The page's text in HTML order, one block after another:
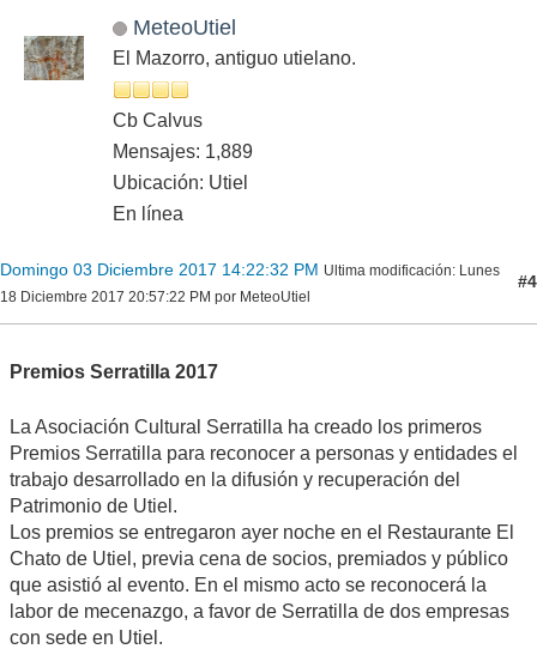
MeteoUtiel
El Mazorro, antiguo utielano.
Cb Calvus
Mensajes: 1,889
Ubicación: Utiel
En línea
Domingo 03 Diciembre 2017 14:22:32 PM Ultima modificación: Lunes
18 Diciembre 2017 20:57:22 PM por MeteoUtiel
#4
Premios Serratilla 2017
La Asociación Cultural Serratilla ha creado los primeros
Premios Serratilla para reconocer a personas y entidades el
trabajo desarrollado en la difusión y recuperación del
Patrimonio de Utiel.
Los premios se entregaron ayer noche en el Restaurante El
Chato de Utiel, previa cena de socios, premiados y público
que asistió al evento. En el mismo acto se reconocerá la
labor de mecenazgo, a favor de Serratilla de dos empresas
con sede en Utiel.